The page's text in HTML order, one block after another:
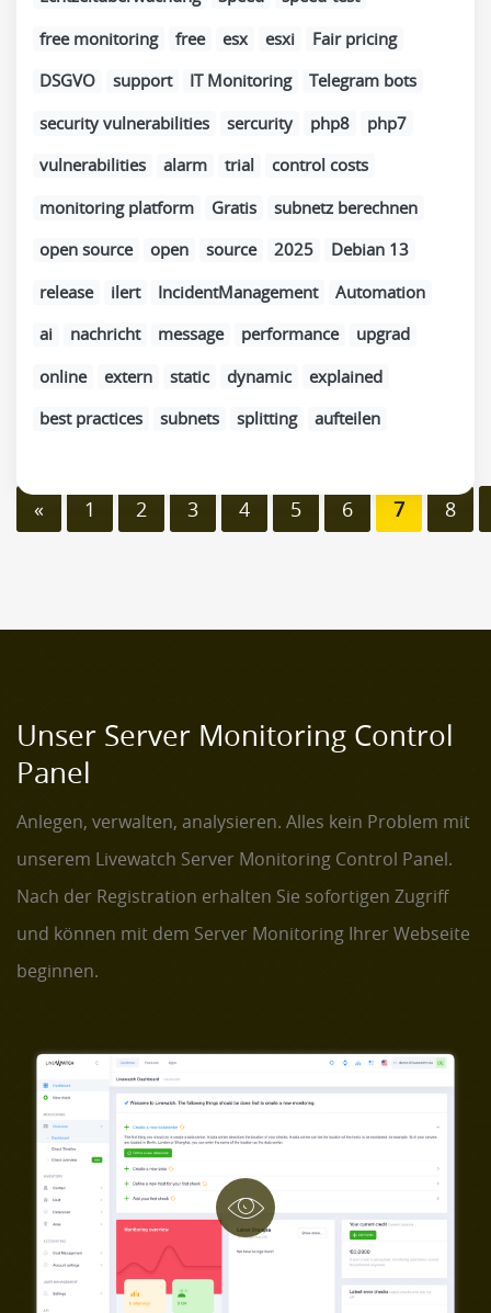
free monitoring
free esx esxi
Fair pricing
DSGVO
support IT Monitoring
Telegram bots
security vulnerabilities
sercurity php8
php7
vulnerabilities
alarm trial
control costs
monitoring platform
Gratis
subnetz berechnen
open source
open source 2025
Debian 13
release
ilert IncidentManagement
Automation
ai
nachricht message performance
upgrad
online
extern static dynamic
explained
best practices
subnets splitting aufteilen
« 1 2 3 4 5 6 7 8
Unser Server Monitoring Control
Panel
Anlegen, verwalten, analysieren. Alles kein Problem mit
unserem Livewatch Server Monitoring Control Panel.
Nach der Registration erhalten Sie sofortigen Zugriff
und können mit dem Server Monitoring Ihrer Webseite
beginnen.